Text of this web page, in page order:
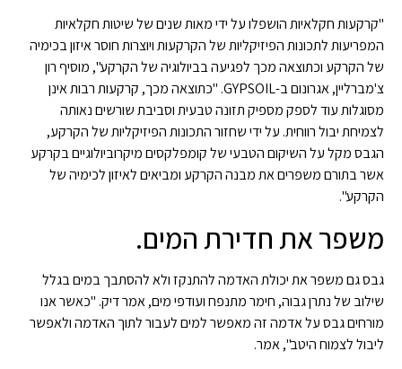
"קרקעות חקלאיות הושפלו על ידי מאות שנים של שיטות חקלאיות
המפריעות לתכונות הפיזיקליות של הקרקעות ויוצרות חוסר איזון בכימיה
של הקרקע וכתוצאה מכך לפגיעה בביולוגיה של הקרקע", מוסיף רון
צ'מברליין, אגרונום ב-GYPSOIL. "כתוצאה מכך, קרקעות רבות אינן
מסוגלות עוד לספק מספיק תזונה טבעית וסביבת שורשים נאותה
לצמיחת יבול רווחית. על ידי שחזור התכונות הפיזיקליות של הקרקע,
הגבס מקל על השיקום הטבעי של קומפלקסים מיקרוביולוגיים בקרקע
אשר בתורם משפרים את מבנה הקרקע ומביאים לאיזון לכימיה של
הקרקע".
משפר את חדירת המים.
גבס גם משפר את יכולת האדמה להתנקז ולא להסתבך במים בגלל
שילוב של נתרן גבוה, חימר מתנפח ועודפי מים, אמר דיק. "כאשר אנו
מורחים גבס על אדמה זה מאפשר למים לעבור לתוך האדמה ולאפשר
ליבול לצמוח היטב", אמר.